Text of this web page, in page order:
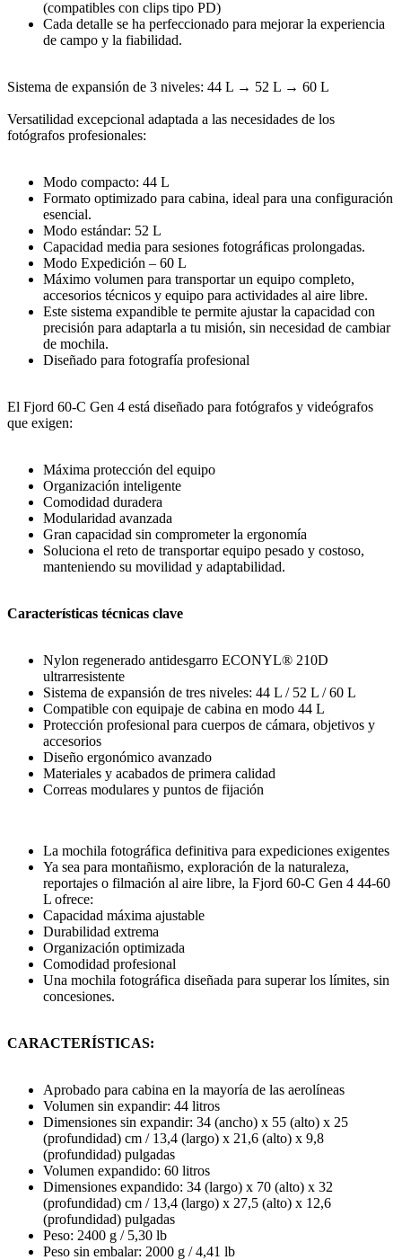
(compatibles con clips tipo PD)
Cada detalle se ha perfeccionado para mejorar la experiencia
de campo y la fiabilidad.
Sistema de expansión de 3 niveles: 44 L → 52 L → 60 L
Versatilidad excepcional adaptada a las necesidades de los
fotógrafos profesionales:
Modo compacto: 44 L
Formato optimizado para cabina, ideal para una configuración
esencial.
Modo estándar: 52 L
Capacidad media para sesiones fotográficas prolongadas.
Modo Expedición – 60 L
Máximo volumen para transportar un equipo completo,
accesorios técnicos y equipo para actividades al aire libre.
Este sistema expandible te permite ajustar la capacidad con
precisión para adaptarla a tu misión, sin necesidad de cambiar
de mochila.
Diseñado para fotografía profesional
El Fjord 60-C Gen 4 está diseñado para fotógrafos y videógrafos
que exigen:
Máxima protección del equipo
Organización inteligente
Comodidad duradera
Modularidad avanzada
Gran capacidad sin comprometer la ergonomía
Soluciona el reto de transportar equipo pesado y costoso,
manteniendo su movilidad y adaptabilidad.
Características técnicas clave
Nylon regenerado antidesgarro ECONYL® 210D
ultrarresistente
Sistema de expansión de tres niveles: 44 L / 52 L / 60 L
Compatible con equipaje de cabina en modo 44 L
Protección profesional para cuerpos de cámara, objetivos y
accesorios
Diseño ergonómico avanzado
Materiales y acabados de primera calidad
Correas modulares y puntos de fijación
La mochila fotográfica definitiva para expediciones exigentes
Ya sea para montañismo, exploración de la naturaleza,
reportajes o filmación al aire libre, la Fjord 60-C Gen 4 44-60
L ofrece:
Capacidad máxima ajustable
Durabilidad extrema
Organización optimizada
Comodidad profesional
Una mochila fotográfica diseñada para superar los límites, sin
concesiones.
CARACTERÍSTICAS:
Aprobado para cabina en la mayoría de las aerolíneas
Volumen sin expandir: 44 litros
Dimensiones sin expandir: 34 (ancho) x 55 (alto) x 25
(profundidad) cm / 13,4 (largo) x 21,6 (alto) x 9,8
(profundidad) pulgadas
Volumen expandido: 60 litros
Dimensiones expandido: 34 (largo) x 70 (alto) x 32
(profundidad) cm / 13,4 (largo) x 27,5 (alto) x 12,6
(profundidad) pulgadas
Peso: 2400 g / 5,30 lb
Peso sin embalar: 2000 g / 4,41 lb